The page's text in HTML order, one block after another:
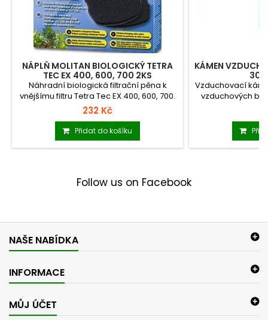
NÁPLŇ MOLITAN BIOLOGICKÝ TETRA
TEC EX 400, 600, 700 2KS
Náhradní biologická filtrační pěna k
vnějšímu filtru Tetra Tec EX 400, 600, 700.
232 Kč
Přidat do košíku
KÁMEN
Vzduchovací
vzduchových
Follow us on Facebook
NAŠE NABÍDKA
INFORMACE
MŮJ ÚČET